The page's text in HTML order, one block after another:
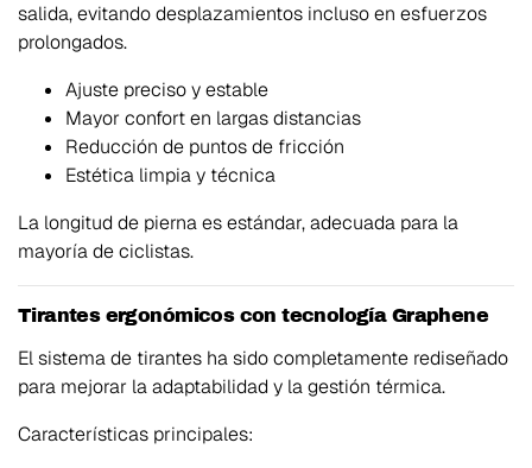
salida, evitando desplazamientos incluso en esfuerzos
prolongados.
Ajuste preciso y estable
Mayor confort en largas distancias
Reducción de puntos de fricción
Estética limpia y técnica
La longitud de pierna es estándar, adecuada para la
mayoría de ciclistas.
Tirantes ergonómicos con tecnología Graphene
El sistema de tirantes ha sido completamente rediseñado
para mejorar la adaptabilidad y la gestión térmica.
Características principales: